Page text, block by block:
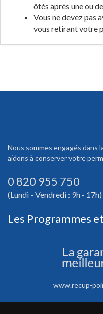
ôtés après une ou
Vous ne devez pas
vous retirant votre
Nous sommes engagés dans
aidons à conserver votre
0 820 955 750
(Lundi - Vendredi : 9h -
Les Programmes
www.recup-